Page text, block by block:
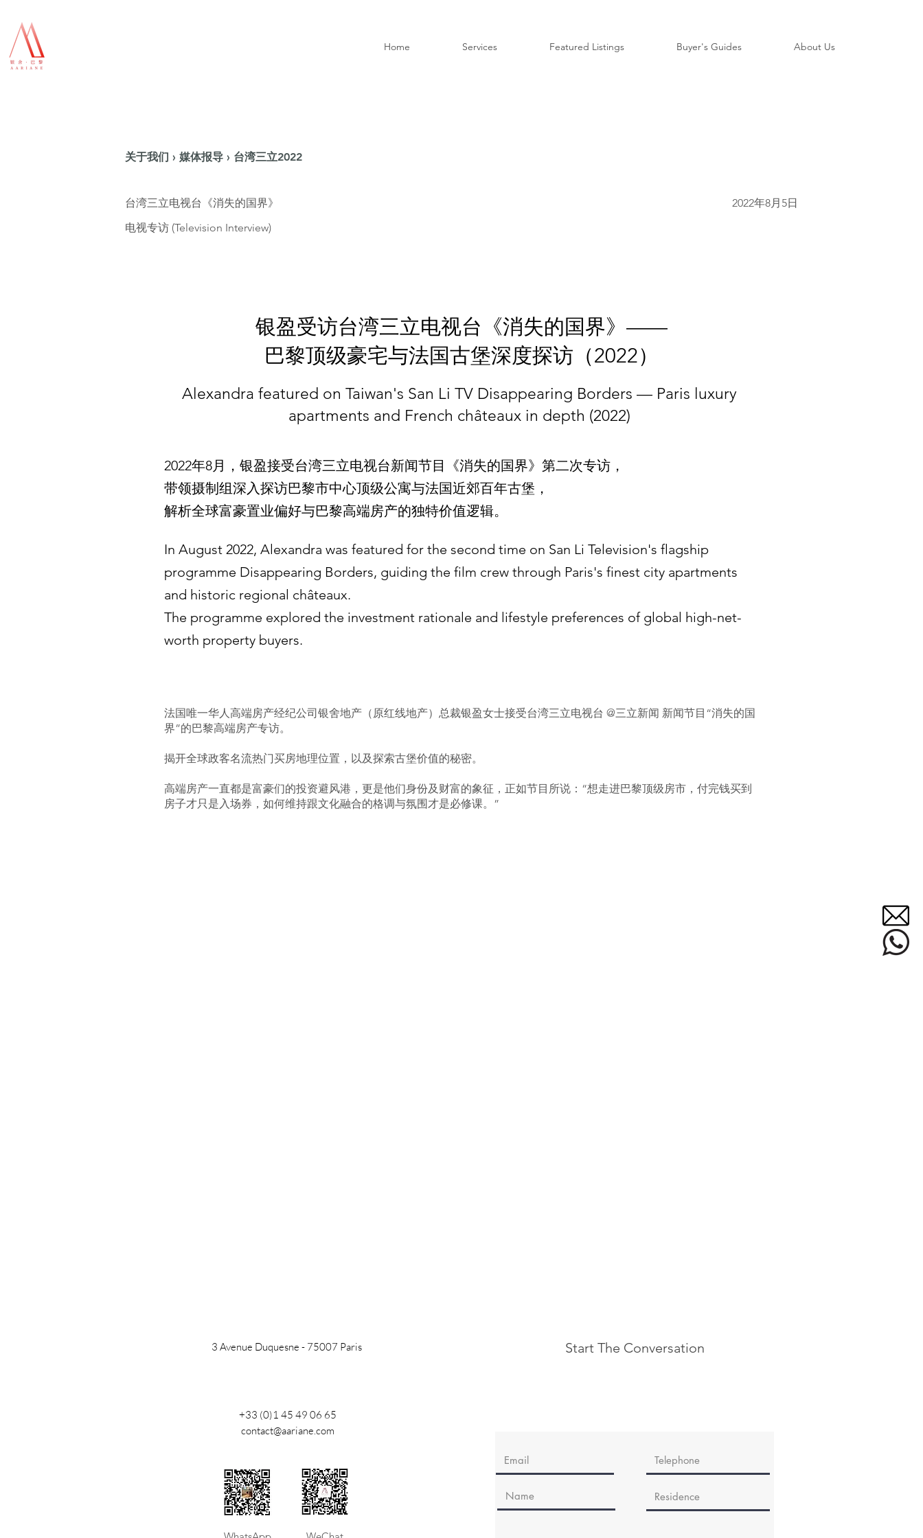
Home Services Featured Listings Buyer's Guides About Us
关于我们 › 媒体报导 › 台湾三立2022
台湾三立电视台《消失的国界》
2022年8月5日
电视专访 (Television Interview)
银盈受访台湾三立电视台《消失的国界》——
巴黎顶级豪宅与法国古堡深度探访（2022）
Alexandra featured on Taiwan's San Li TV Disappearing Borders — Paris luxury
apartments and French châteaux in depth (2022)
2022年8月，银盈接受台湾三立电视台新闻节目《消失的国界》第二次专访，
带领摄制组深入探访巴黎市中心顶级公寓与法国近郊百年古堡，
解析全球富豪置业偏好与巴黎高端房产的独特价值逻辑。
In August 2022, Alexandra was featured for the second time on San Li Television's flagship
programme Disappearing Borders, guiding the film crew through Paris's finest city apartments
and historic regional châteaux.
The programme explored the investment rationale and lifestyle preferences of global high-net-
worth property buyers.
法国唯一华人高端房产经纪公司银舍地产（原红线地产）总裁银盈女士接受台湾三立电视台 @三立新闻 新闻节目“消失的国
界”的巴黎高端房产专访。
揭开全球政客名流热门买房地理位置，以及探索古堡价值的秘密。
高端房产一直都是富豪们的投资避风港，更是他们身份及财富的象征，正如节目所说：“想走进巴黎顶级房市，付完钱买到
房子才只是入场券，如何维持跟文化融合的格调与氛围才是必修课。”
3 Avenue Duquesne - 75007 Paris
+33 (0)1 45 49 06 65
contact@aariane.com
Start The Conversation